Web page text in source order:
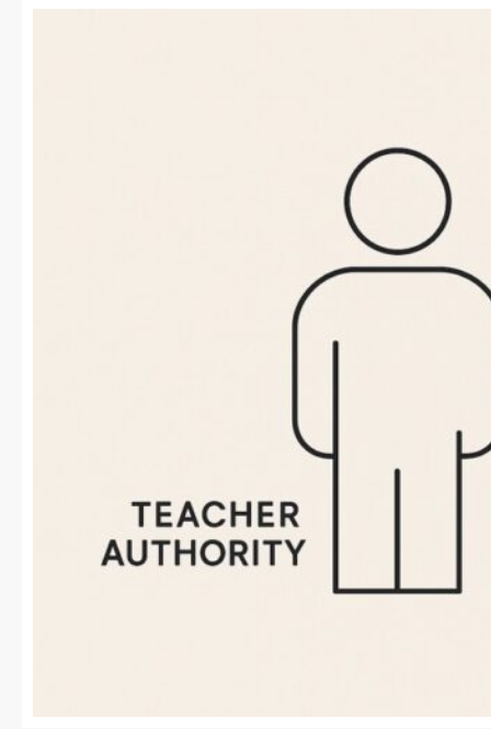
普遍的価値としての「人権」と学校現場の現実